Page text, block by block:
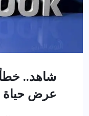
شاهد..
عرض حياة